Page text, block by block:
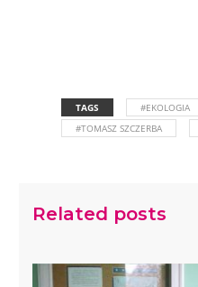
TAGS #EKOLOGIA
#TOMASZ SZCZERBA
Related posts